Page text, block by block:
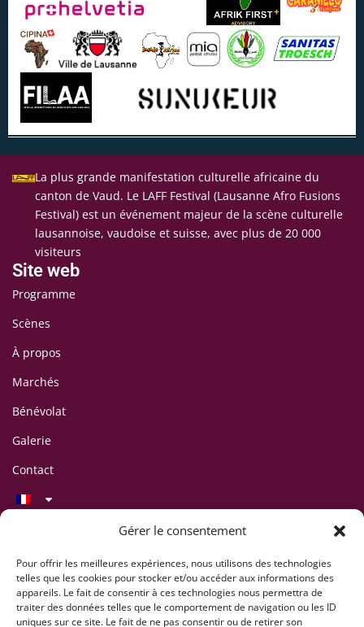
Gérer le consentement
Pour offrir les meilleures expériences, nous utilisons des technologies
telles que les cookies pour stocker et/ou accéder aux informations des
appareils. Le fait de consentir à ces technologies nous permettra de
traiter des données telles que le comportement de navigation ou les ID
uniques sur ce site. Le fait de ne pas consentir ou de retirer son
La plus grande manifestation culturelle africaine du
canton de Vaud. Le LAFF Festival (Lausanne Afro Fusions
Festival) est un événement majeur de la scène culturelle
lausannoise, vaudoise et suisse, avec plus de 20 000
visiteurs
Site web
Programme
Scènes
À propos
Marchés
Bénévolat
Galerie
Contact
C/O Association CIPINA
CP 395
1001 Lausanne